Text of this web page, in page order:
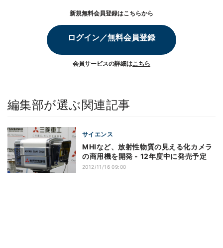
新規無料会員登録はこちらから
ログイン／無料会員登録
会員サービスの詳細はこちら
編集部が選ぶ関連記事
サイエンス
MHIなど、放射性物質の見える化カメラ
の商用機を開発 - 12年度中に発売予定
2012/11/16 09:00